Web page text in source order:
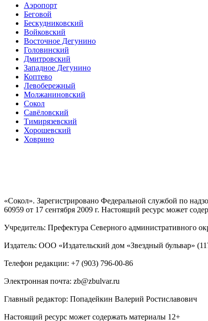
Аэропорт
Беговой
Бескудниковский
Войковский
Восточное Дегунино
Головинский
Дмитровский
Западное Дегунино
Коптево
Левобережный
Молжаниновский
Сокол
Савёловский
Тимирязевский
Хорошевский
Ховрино
«Сокол». Зарегистрировано Федеральной службой по
60959 от 17 сентября 2009 г. Настоящий ресурс может
Учредитель: Префектура Северного административного
Издатель: ООО «Издательский дом «Звездный бульвар»
Телефон редакции: +7 (903) 796-00-86
Электронная почта: zb@zbulvar.ru
Главный редактор: Попадейкин Валерий Ростиславович
Настоящий ресурс может содержать материалы 12+